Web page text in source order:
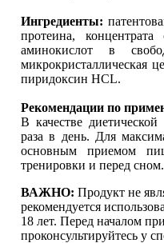
Ингредиенты:
протеина,
аминокислот в
микрокристаллическая
пиридоксин HCL.
Рекомендации по
В качестве
раза в день. Для
основным приемом
тренировки и перед сном.
ВАЖНО: Продукт не
рекомендуется
18 лет. Перед началом
проконсультируйтесь у